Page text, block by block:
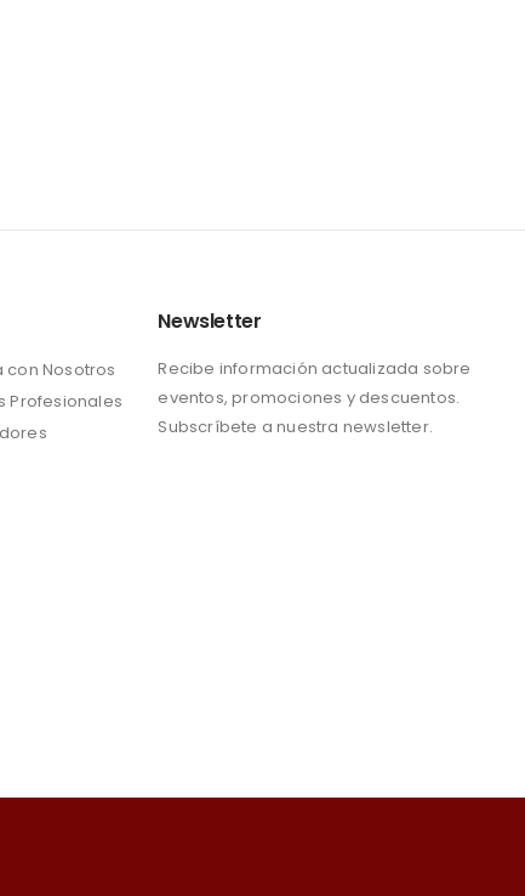
con Nosotros
Profesionales
Newsletter
Recibe información actualizada sobre
eventos, promociones y descuentos.
Subscríbete a nuestra newsletter.